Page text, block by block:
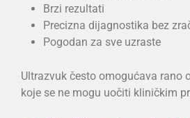
Brzi rezultati
Precizna dijagnostika bez
Pogodan za sve uzraste
Ultrazvuk često omogućava rano
koje se ne mogu uočiti kliničkim